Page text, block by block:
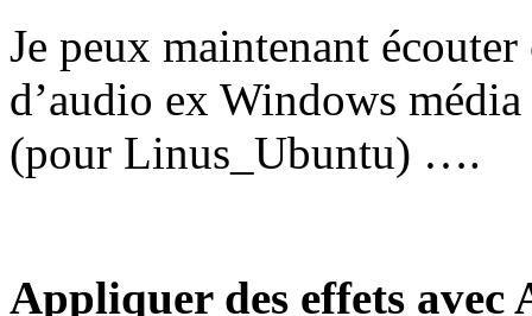
Je peux maintenant
d’audio ex Windows
(pour Linus_Ubuntu) ….
Appliquer des effets avec